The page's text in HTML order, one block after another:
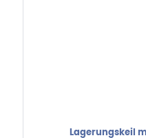
Lagerungskeil